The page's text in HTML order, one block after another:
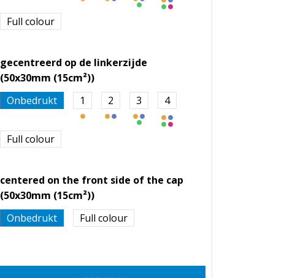
Full colour
gecentreerd op de linkerzijde
(50x30mm (15cm²))
Onbedrukt
1 2 3 4
Full colour
centered on the front side of the cap
(50x30mm (15cm²))
Onbedrukt
Full colour